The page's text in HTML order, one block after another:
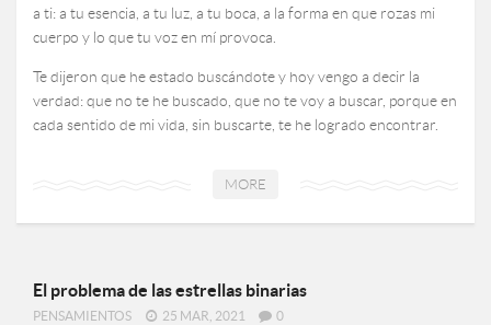
a ti: a tu esencia, a tu luz, a tu boca, a la forma en que rozas mi
cuerpo y lo que tu voz en mí provoca.
Te dijeron que he estado buscándote y hoy vengo a decir la
verdad: que no te he buscado, que no te voy a buscar, porque en
cada sentido de mi vida, sin buscarte, te he logrado encontrar.
MORE
El problema de las estrellas binarias
PENSAMIENTOS 25 MAR, 2021 0